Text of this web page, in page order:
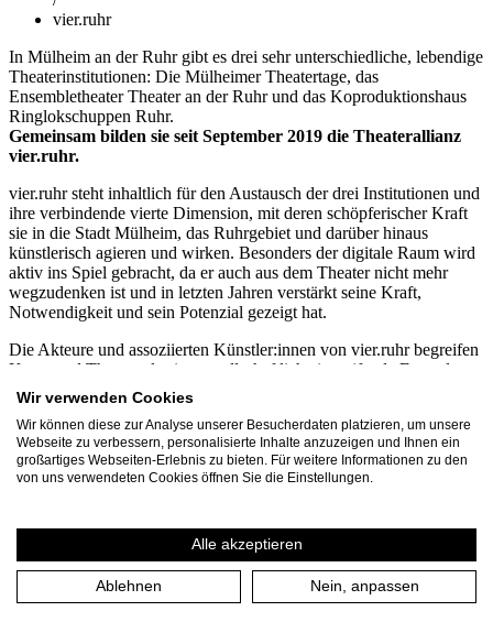
vier.ruhr
In Mülheim an der Ruhr gibt es drei sehr unterschiedliche, lebendige
Theaterinstitutionen: Die Mülheimer Theatertage, das
Ensembletheater Theater an der Ruhr und das Koproduktionshaus
Ringlokschuppen Ruhr.
Gemeinsam bilden sie seit September 2019 die Theaterallianz
vier.ruhr.
vier.ruhr steht inhaltlich für den Austausch der drei Institutionen und
ihre verbindende vierte Dimension, mit deren schöpferischer Kraft
sie in die Stadt Mülheim, das Ruhrgebiet und darüber hinaus
künstlerisch agieren und wirken. Besonders der digitale Raum wird
aktiv ins Spiel gebracht, da er auch aus dem Theater nicht mehr
wegzudenken ist und in letzten Jahren verstärkt seine Kraft,
Notwendigkeit und sein Potenzial gezeigt hat.
Die Akteure und assoziierten Künstler:innen von vier.ruhr begreifen
Kunst und Theater als eine gesellschaftlich eingreifende Form der
Kommunikation. Mit innovativen Formaten, Projekten und
Kooperationen haben sie sich gemeinsam auf den Weg gemacht,
Strategien der Zusammenarbeit zu (er)finden, um den Austausch
untereinander und zwischen Theater, Stadt und Gesellschaft zu
stärken. Durch die organischen Begegnungen in der vier.zentrale in
der Stadtmitte von Mülheim kommen Menschen ins Gespräch und
befinden sich im dynamischen Wandel und vier.ruhr gestaltet aktiv
Mehr Informationen
vier.ruhr
Wir verwenden Cookies
Wir können diese zur Analyse unserer Besucherdaten platzieren, um unsere
Webseite zu verbessern, personalisierte Inhalte anzuzeigen und Ihnen ein
großartiges Webseiten-Erlebnis zu bieten. Für weitere Informationen zu den
von uns verwendeten Cookies öffnen Sie die Einstellungen.
Alle akzeptieren
Ablehnen Nein, anpassen